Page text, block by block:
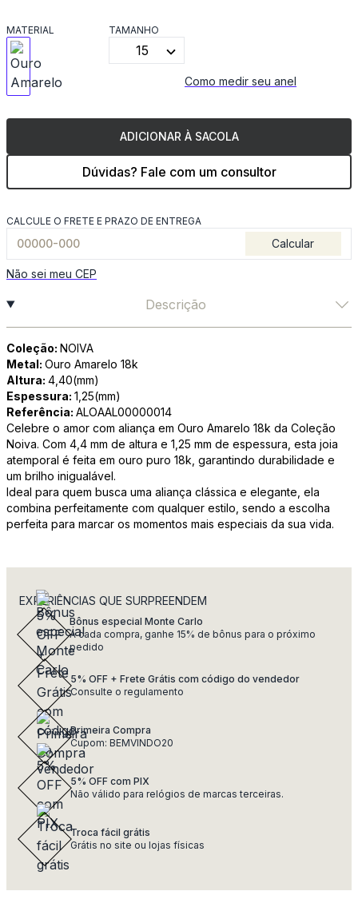
MATERIAL TAMANHO
15
Como medir seu anel
ADICIONAR À SACOLA
Dúvidas? Fale com um consultor
CALCULE O FRETE E PRAZO DE ENTREGA
Calcular
Não sei meu CEP
Descrição
Coleção: NOIVA
Metal: Ouro Amarelo 18k
Altura: 4,40(mm)
Espessura: 1,25(mm)
Referência: ALOAAL00000014
Celebre o amor com aliança em Ouro Amarelo 18k da Coleção
Noiva. Com 4,4 mm de altura e 1,25 mm de espessura, esta joia
atemporal é feita em ouro puro 18k, garantindo durabilidade e
um brilho inigualável.
Ideal para quem busca uma aliança clássica e elegante, ela
combina perfeitamente com qualquer estilo, sendo a escolha
perfeita para marcar os momentos mais especiais da sua vida.
EXPERIÊNCIAS QUE SURPREENDEM
Bônus especial Monte Carlo
A cada compra, ganhe 15% de bônus para o próximo
pedido
5% OFF + Frete Grátis com código do vendedor
Consulte o regulamento
Primeira Compra
Cupom: BEMVINDO20
5% OFF com PIX
Não válido para relógios de marcas terceiras.
Troca fácil grátis
Grátis no site ou lojas físicas